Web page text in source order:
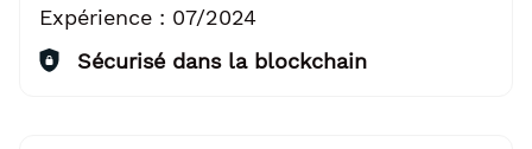
Expérience : 07/2024
Sécurisé dans la blockchain